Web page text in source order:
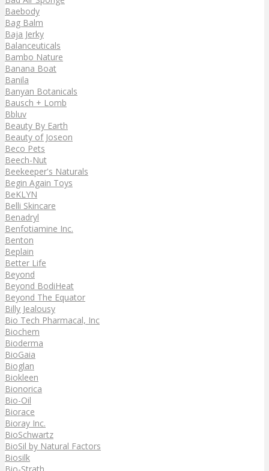
Baebody
Bag Balm
Baja Jerky
Balanceuticals
Bambo Nature
Banana Boat
Banila
Banyan Botanicals
Bausch + Lomb
Bbluv
Beauty By Earth
Beauty of Joseon
Beco Pets
Beech-Nut
Beekeeper's Naturals
Begin Again Toys
BeKLYN
Belli Skincare
Benadryl
Benfotiamine Inc.
Benton
Beplain
Better Life
Beyond
Beyond BodiHeat
Beyond The Equator
Billy Jealousy
Bio Tech Pharmacal, Inc
Biochem
Bioderma
BioGaia
Bioglan
Biokleen
Bionorica
Bio-Oil
Biorace
Bioray Inc.
BioSchwartz
BioSil by Natural Factors
Biosilk
Bio-Strath